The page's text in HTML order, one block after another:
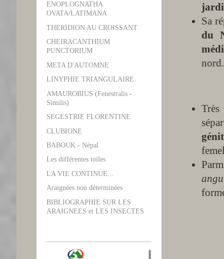
Sa
du
nord.
ENOPLOGNATHA
OVATA/LATIMANA
THERIDION AU CROISSANT
CHEIRACANTHIUM
PUNCTORIUM
META D'AUTOMNE
LINYPHIE TRIANGULAIRE
AMAUROBIUS (Fenestralis -
Similis)
SEGESTRIE FLORENTINE
CLUBIONE
BABOUK - Népal
Les différentes toiles
LA VIE CONTINUE...
Araignées non déterminées
BIBLIOGRAPHIE SUR LES
ARAIGNEES et LES INSECTES